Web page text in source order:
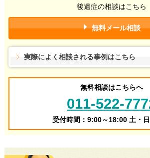
後遺症の相談はこちら
無料メール相談
実際によく相談される事例はこちら
無料相談はこちらへ
011-522-
受付時間：9:00～18:00 土・